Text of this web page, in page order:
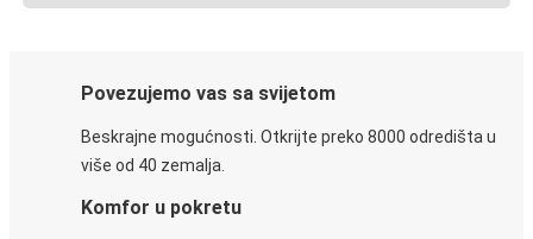
Povezujemo vas sa svijetom
Beskrajne mogućnosti. Otkrijte preko 8000 odredišta u
više od 40 zemalja.
Komfor u pokretu